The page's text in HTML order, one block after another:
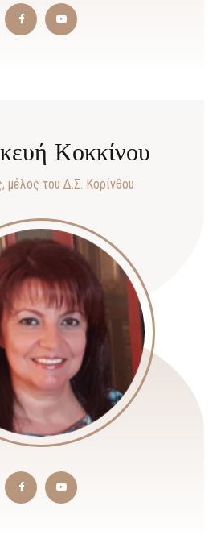
Κοκκίνου
μέλος του Δ.Σ. Κορίνθου